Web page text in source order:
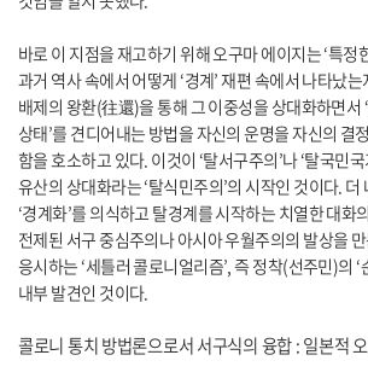
바로 이 지점을 재고하기 위해 오구마 에이지는 ‘특정
과거 역사 속에서 어떻게 ‘경계’ 재편 속에서 나타났
배제의 왕환(往還)을 통해 그 이중성을 상대화하면서
상태’를 견디어내는 방법을 자신의 운명을 자신의 결
함을 호소하고 있다. 이것이 ‘탈서구주의’나 ‘탈국민
유산의 상대화라는 ‘탈식민주의’의 시작인 것이다. 더
‘경계화’를 의식하고 탈경계를 시작하는 치열한 대화
전제된 서구 중심주의나 아시아 우월주의의 발상을 만
응시하는 ‘세틀러 콜로니얼리즘’, 즉 정착(선주민)의
내부 발견인 것이다.
콜로니 통치 방법론으로서 서구식의 융합 : 일본적